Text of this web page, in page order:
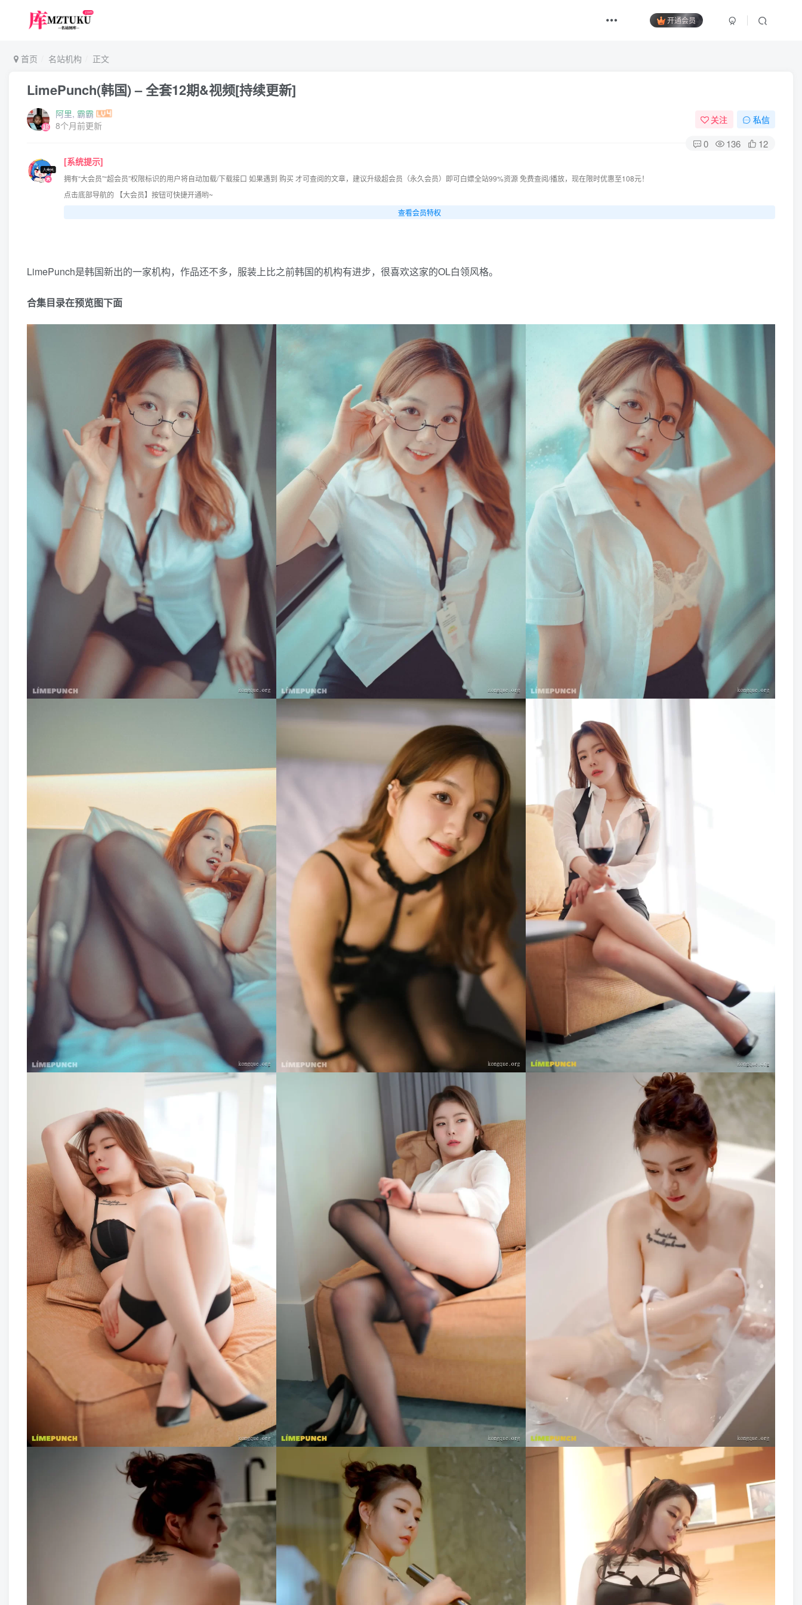
开通会员
首页 名站机构 正文
LimePunch(韩国) – 全套12期&视频[持续更新]
阿里, 霸霸
8个月前更新
关注 私信
0 136 12
[系统提示]
拥有“大会员”“超会员”权限标识的用户将自动加载/下载接口 如果遇到 购买 才可查阅的文章，建议升级超会员（永久会员）即可白嫖全站99%资源 免费查阅/播放，现在限时优惠至108元！
点击底部导航的 【大会员】按钮可快捷开通哟~
查看会员特权
LimePunch是韩国新出的一家机构，作品还不多，服装上比之前韩国的机构有进步，很喜欢这家的OL白领风格。
合集目录在预览图下面